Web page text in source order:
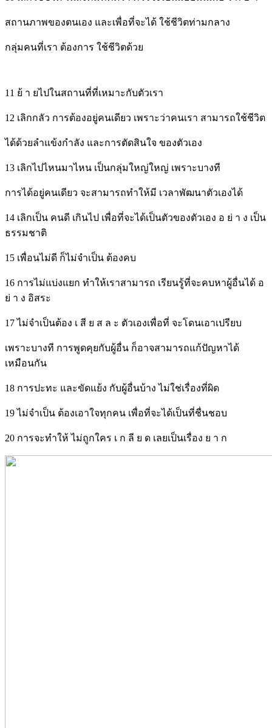
สถานภาพของตนเอง และเพื่อที่จะได้ ใช้ชีวิตท่ามกลาง
กลุ่มคนที่เรา ต้องการ ใช้ชีวิตด้วย
11 ย้ า ยไปในสถานที่ที่เหมาะกับตัวเรา
12 เลิกกลัว การต้องอยู่คนเดียว เพราะว่าคนเรา สามารถใช้ชีวิต
ได้ด้วยลำแข้งกำลัง และการตัดสินใจ ของตัวเอง
13 เลิกไปไหนมาไหน เป็นกลุ่มใหญ่ใหญ่ เพราะบางที
การได้อยู่คนเดียว จะสามารถทำให้มี เวลาพัฒนาตัวเองได้
14 เลิกเป็น คนดี เกินไป เพื่อที่จะได้เป็นตัวของตัวเอง อ ย่ า ง เป็น
ธรรมชาติ
15 เพื่อนไม่ดี ก็ไม่จำเป็น ต้องคบ
16 การไม่แบ่งแยก ทำให้เราสามารถ เรียนรู้ที่จะคบหาผู้อื่นได้ อ
ย่ า ง อิสระ
17 ไม่จำเป็นต้อง เ สี ย ส ล ะ ตัวเองเพื่อที่ จะโดนเอาเปรียบ
เพราะบางที การพูดคุยกับผู้อื่น ก็อาจสามารถแก้ปัญหาได้
เหมือนกัน
18 การปะทะ และขัดแย้ง กับผู้อื่นบ้าง ไม่ใช่เรื่องที่ผิด
19 ไม่จำเป็น ต้องเอาใจทุกคน เพื่อที่จะได้เป็นที่ชื่นชอบ
20 การจะทำให้ ไม่ถูกใคร เ ก ลี ย ด เลยเป็นเรื่อง ย า ก